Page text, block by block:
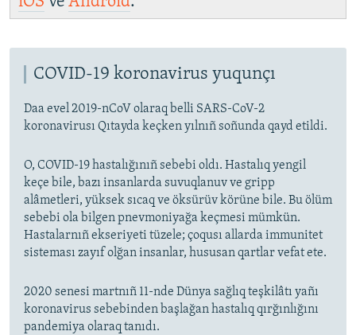
COVID-19 koronavirus yuqunçı
Daa evel 2019-nCoV olaraq belli SARS-CoV-2
koronavirusı Qıtayda keçken yılnıñ soñunda qayd etildi.
O, COVID-19 hastalığınıñ sebebi oldı. Hastalıq yengil
keçe bile, bazı insanlarda suvuqlanuv ve gripp
alâmetleri, yüksek sıcaq ve öksürüv körüne bile. Bu ölüm
sebebi ola bilgen pnevmoniyağa keçmesi mümkün.
Hastalarnıñ ekseriyeti tüzele; çoqusı allarda immunitet
sisteması zayıf olğan insanlar, hususan qartlar vefat ete.
2020 senesi martnıñ 11-nde Dünya sağlıq teşkilâtı yañı
koronavirus sebebinden başlağan hastalıq qırğınlığını
pandemiya olaraq tanıdı.